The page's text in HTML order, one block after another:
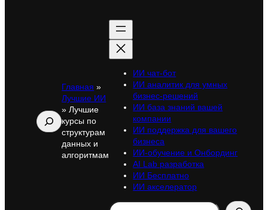
Поиск
Главная »
Лучшие ИИ
» Лучшие
курсы по
структурам
данных и
алгоритмам
ИИ чат-бот
ИИ аналитик для умных
бизнес-решений
ИИ база знаний вашей
компании
ИИ поддержка для вашего
бизнеса
ИИ-обучение и Онбординг
AI Lab разработка
ИИ Бесплатно
ИИ акселератор
Search